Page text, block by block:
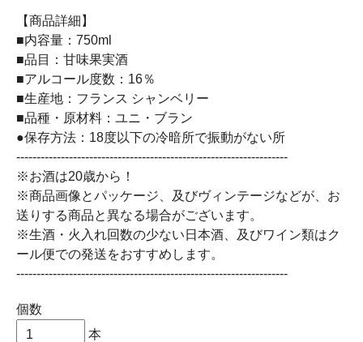
【商品詳細】
■内容量：750ml
■品目：甘味果実酒
■アルコール度数：16％
■生産地：フランス シャンベリー
■品種・原材料：ユニ・ブラン
●保存方法：18度以下の冷暗所で振動がない所
-------------------------------------------------------------------
※お酒は20歳から！
※商品画像とパッケージ、及びヴィンテージなどが、お
送りする商品と異なる場合がございます。
※生酒・火入れ回数の少ない日本酒、及びワイン類はク
ール便での発送をおすすめします。
-------------------------------------------------------------------
個数
本